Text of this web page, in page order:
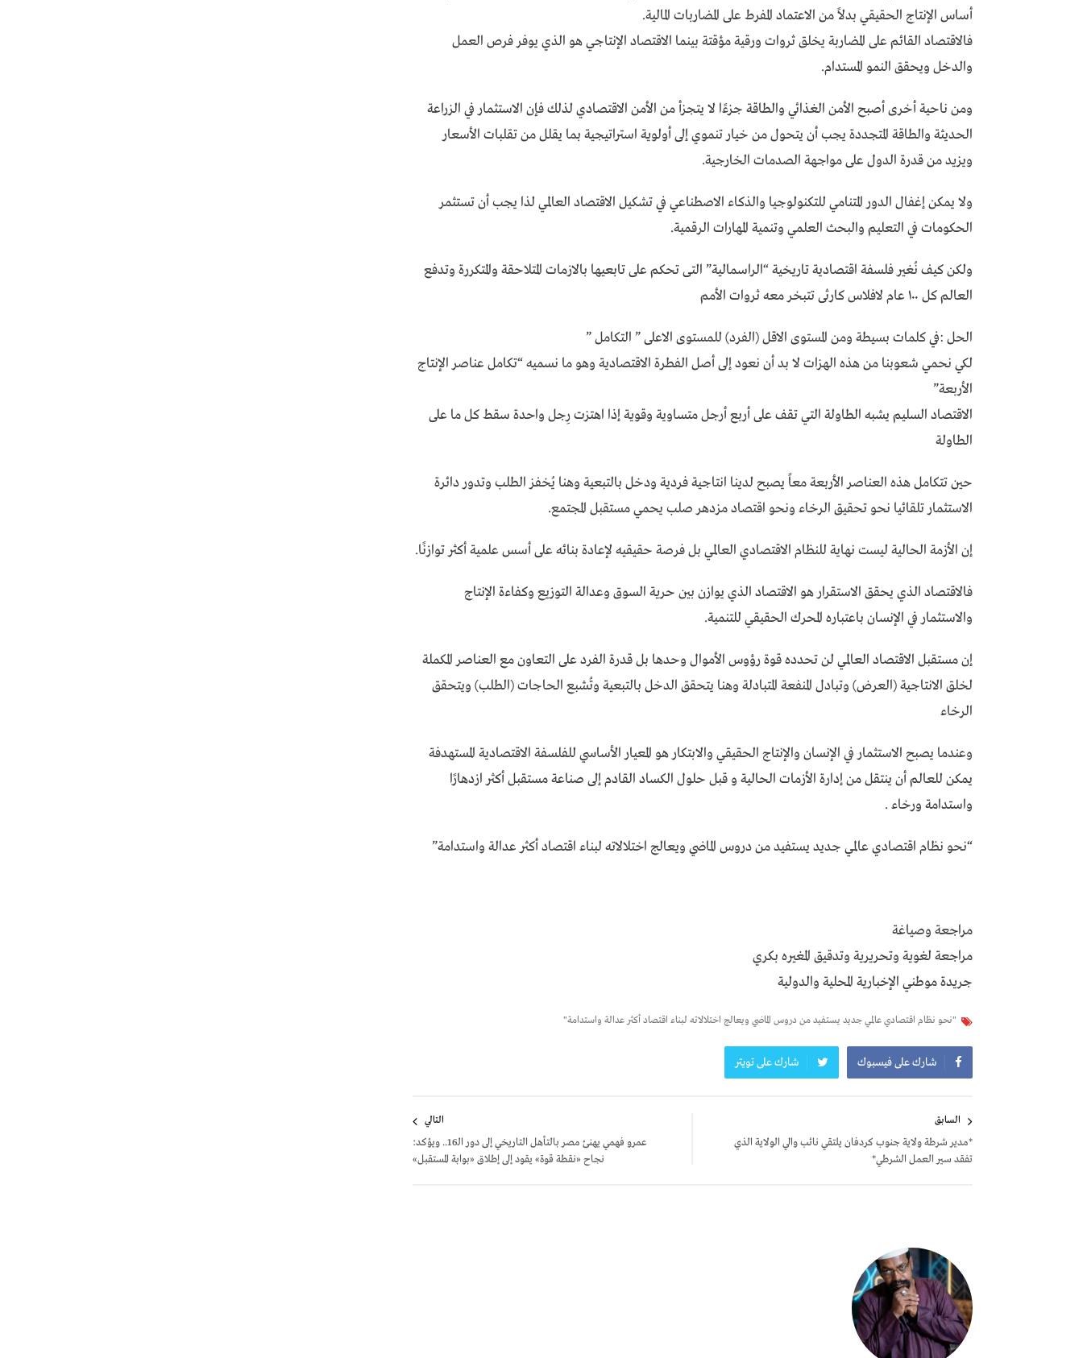
أساس الإنتاج الحقيقي بدلاً من الاعتماد المفرط على المضاربات المالية.
فالاقتصاد القائم على المضاربة يخلق ثروات ورقية مؤقتة بينما الاقتصاد الإنتاجي هو الذي يوفر فرص العمل
والدخل ويحقق النمو المستدام.
ومن ناحية أخرى أصبح الأمن الغذائي والطاقة جزءًا لا يتجزأ من الأمن الاقتصادي لذلك فإن الاستثمار في الزراعة
الحديثة والطاقة المتجددة يجب أن يتحول من خيار تنموي إلى أولوية استراتيجية بما يقلل من تقلبات الأسعار
ويزيد من قدرة الدول على مواجهة الصدمات الخارجية.
ولا يمكن إغفال الدور المتنامي للتكنولوجيا والذكاء الاصطناعي في تشكيل الاقتصاد العالمي لذا يجب أن تستثمر
الحكومات في التعليم والبحث العلمي وتنمية المهارات الرقمية.
ولكن كيف نُغير فلسفة اقتصادية تاريخية “الراسمالية” التى تحكم على تابعيها بالازمات المتلاحقة والمتكررة وتدفع
العالم كل ١٠٠ عام لافلاس كارثى تتبخر معه ثروات الأمم
الحل :في كلمات بسيطة ومن المستوى الاقل (الفرد) للمستوى الاعلى ” التكامل ”
لكي نحمي شعوبنا من هذه الهزات لا بد أن نعود إلى أصل الفطرة الاقتصادية وهو ما نسميه “تكامل عناصر الإنتاج
الأربعة”
الاقتصاد السليم يشبه الطاولة التي تقف على أربع أرجل متساوية وقوية إذا اهتزت رِجل واحدة سقط كل ما على
الطاولة
حين تتكامل هذه العناصر الأربعة معاً يصبح لدينا انتاجية فردية ودخل بالتبعية وهنا يُخفز الطلب وتدور دائرة
الاستثمار تلقائيا نحو تحقيق الرخاء ونحو اقتصاد مزدهر صلب يحمي مستقبل المجتمع.
إن الأزمة الحالية ليست نهاية للنظام الاقتصادي العالمي بل فرصة حقيقيه لإعادة بنائه على أسس علمية أكثر توازنًا.
فالاقتصاد الذي يحقق الاستقرار هو الاقتصاد الذي يوازن بين حرية السوق وعدالة التوزيع وكفاءة الإنتاج
والاستثمار في الإنسان باعتباره المحرك الحقيقي للتنمية.
إن مستقبل الاقتصاد العالمي لن تحدده قوة رؤوس الأموال وحدها بل قدرة الفرد على التعاون مع العناصر المكملة
لخلق الانتاجية (العرض) وتبادل المنفعة المتبادلة وهنا يتحقق الدخل بالتبعية وتُشبع الحاجات (الطلب) ويتحقق
الرخاء
وعندما يصبح الاستثمار في الإنسان والإنتاج الحقيقي والابتكار هو المعيار الأساسي للفلسفة الاقتصادية المستهدفة
يمكن للعالم أن ينتقل من إدارة الأزمات الحالية و قبل حلول الكساد القادم إلى صناعة مستقبل أكثر ازدهارًا
واستدامة ورخاء .
“نحو نظام اقتصادي عالمي جديد يستفيد من دروس الماضي ويعالج اختلالاته لبناء اقتصاد أكثر عدالة واستدامة”
مراجعة وصياغة
مراجعة لغوية وتحريرية وتدقيق المغيره بكري
جريدة موطني الإخبارية المحلية والدولية
"نحو نظام اقتصادي عالمي جديد يستفيد من دروس الماضي ويعالج اختلالاته لبناء اقتصاد أكثر عدالة واستدامة"
شارك على فيسبوك شارك على تويتر
المقالات
السابق
*مدير شرطة ولاية جنوب كردفان يلتقي نائب والي الولاية الذي
تفقد سير العمل الشرطي*
التالي
عمرو فهمي يهنئ مصر بالتأهل التاريخي إلى دور الـ16.. ويؤكد:
نجاح «نقطة قوة» يقود إلى إطلاق «بوابة المستقبل»